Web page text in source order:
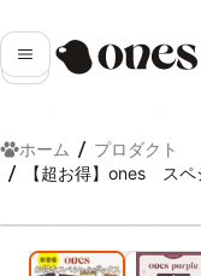
メニューOnes
ホーム
プロダクト
【超お得】ones スペ